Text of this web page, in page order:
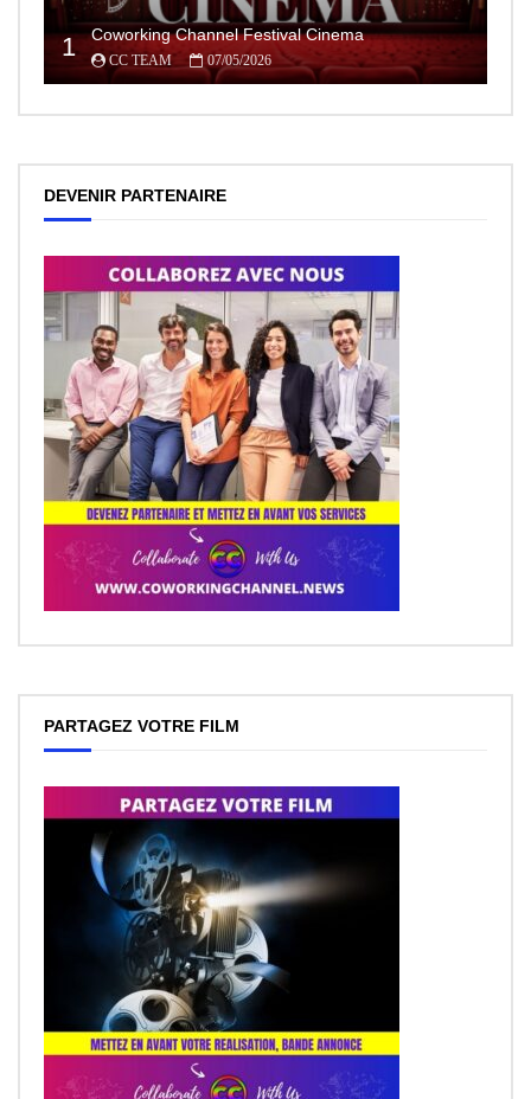
1 Coworking Channel Festival Cinema
CC TEAM 07/05/2026
DEVENIR PARTENAIRE
PARTAGEZ VOTRE FILM